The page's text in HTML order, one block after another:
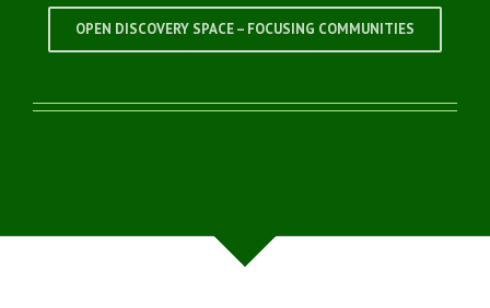
OPEN DISCOVERY SPACE – FOCUSING COMMUNITIES